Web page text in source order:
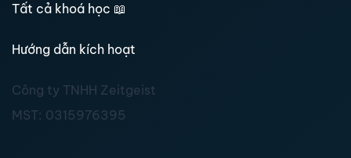
Tất cả khoá học 📖
Hướng dẫn kích hoạt
Công ty TNHH Zeitgeist
MST: 0315976395